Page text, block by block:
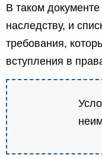
В таком
наследству, и
требования,
вступления в